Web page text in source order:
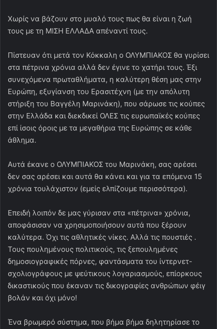
Χωρίς να βάζουν στο μυαλό τους πως θα είναι η ζωή
τους με τη ΜΙΣΗ ΕΛΛΑΔΑ απέναντί τους.
Πίστευαν ότι μετά τον Κόκκαλη ο ΟΛΥΜΠΙΑΚΟΣ θα γυρίσει
στα πέτρινα χρόνια αλλά δεν έγινε το χατήρι τους. Έξι
συνεχόμενα πρωταθλήματα, η καλύτερη θέση μας στην
Ευρώπη, εξυγίανση του Ερασιτέχνη (με την απόλυτη
στήριξη του Βαγγέλη Μαρινάκη), που σάρωσε τις κούπες
στην Ελλάδα και διεκδικεί ΟΛΕΣ τις ευρωπαϊκές κούπες
επί ίσοις όροις με τα μεγαθήρια της Ευρώπης σε κάθε
άθλημα.
Αυτά έκανε ο ΟΛΥΜΠΙΑΚΟΣ του Μαρινάκη, σας αρέσει
δεν σας αρέσει και αυτά θα κάνει και για τα επόμενα 15
χρόνια τουλάχιστον (εμείς ελπίζουμε περισσότερα).
Επειδή λοιπόν δε μας γύρισαν στα «πέτρινα» χρόνια,
αποφάσισαν να χρησιμοποιήσουν αυτά που ξέρουν
καλύτερα. Όχι τις αθλητικές νίκες. Αλλά τις πουστιές .
Τους πουλημένους πολιτικούς, τις ξεπουλημένες
δημοσιογραφικές πόρνες, φαντάσματα του ίντερνετ-
σχολιογράφους με ψεύτικους λογαριασμούς, επίορκους
δικαστικούς που έκαναν τις δικογραφίες ανθρώπων φέιγ
βολάν και όχι μόνο!
Ένα βρωμερό σύστημα, που βήμα βήμα δηλητηρίασε το